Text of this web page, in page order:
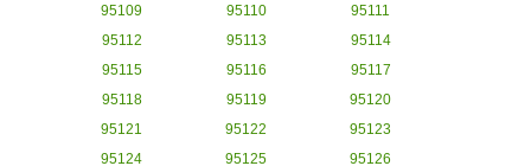
95109
95110
95111
95112
95113
95114
95115
95116
95117
95118
95119
95120
95121
95122
95123
95124
95125 95126